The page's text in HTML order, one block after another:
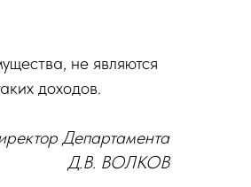
не являются
доходов.
Департамента
Д.В. ВОЛКОВ